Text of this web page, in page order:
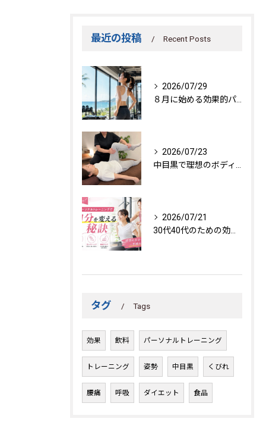
最近の投稿 Recent Posts
2026/07/29
2026/07/23
2026/07/21
タグ Tags
効果 飲料 パーソナルトレーニング
トレーニング 姿勢 中目黒 くびれ
腰痛 呼吸 ダイエット 食品